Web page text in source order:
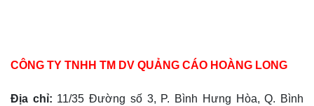
CÔNG TY TNHH TM DV QUẢNG CÁO HOÀNG LONG
Địa chỉ: 11/35 Đường số 3, P. Bình Hưng Hòa, Q. Bình